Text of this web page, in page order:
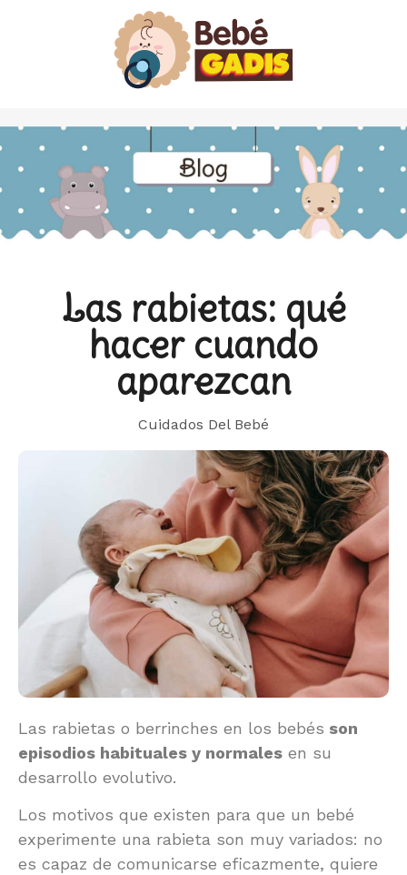
Las rabietas: qué
hacer cuando
aparezcan
Cuidados Del Bebé
Las rabietas o berrinches en los bebés son
episodios habituales y normales en su
desarrollo evolutivo.
Los motivos que existen para que un bebé
experimente una rabieta son muy variados: no
es capaz de comunicarse eficazmente, quiere